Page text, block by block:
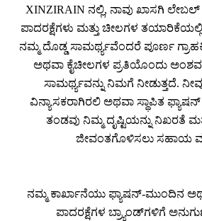
XINZIRAIN ನಲ್ಲಿ, ನಾವು ಖಾಸಗಿ
ಪಾದರಕ್ಷೆಗಳು ಮತ್ತು ಚೀಲಗಳ
ನಮ್ಮ ದೊಡ್ಡ ಸಾಮರ್ಥ್ಯವೆಂದರೆ ಪೂರ್ಣ
ಅಥವಾ ಕೈಚೀಲಗಳ ಪ್ರತಿಯೊಂದು
ಸಾಮರ್ಥ್ಯವನ್ನು ನಿಮಗೆ ನೀಡುತ್ತದೆ.
ವಿನ್ಯಾಸಕರಾಗಿರಲಿ ಅಥವಾ ಸ್ಥಾಪಿತ
ತಂಡವು ನಿಮ್ಮ ದೃಷ್ಟಿಯನ್ನು ನಿಖರತೆ
ಜೀವಂತಗೊಳಿಸಲು ಸಹಾಯ
ನಮ್ಮ ಕಾರ್ಖಾನೆಯು ಫ್ಯಾಷನ್-ಮುಂದಿನ
ಪಾದರಕ್ಷೆಗಳ ಬ್ರ್ಯಾಂಡ್‌ಗಳಿಗೆ